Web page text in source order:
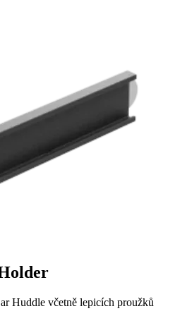
Huddle včetně lepicích proužků